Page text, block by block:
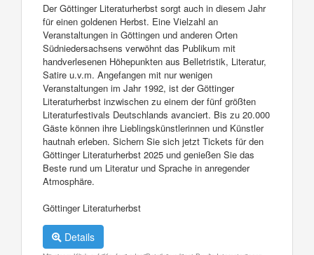
Der Göttinger Literaturherbst sorgt auch in diesem Jahr
für einen goldenen Herbst. Eine Vielzahl an
Veranstaltungen in Göttingen und anderen Orten
Südniedersachsens verwöhnt das Publikum mit
handverlesenen Höhepunkten aus Belletristik, Literatur,
Satire u.v.m. Angefangen mit nur wenigen
Veranstaltungen im Jahr 1992, ist der Göttinger
Literaturherbst inzwischen zu einem der fünf größten
Literaturfestivals Deutschlands avanciert. Bis zu 20.000
Gäste können ihre Lieblingskünstlerinnen und Künstler
hautnah erleben. Sichern Sie sich jetzt Tickets für den
Göttinger Literaturherbst 2025 und genießen Sie das
Beste rund um Literatur und Sprache in anregender
Atmosphäre.
Göttinger Literaturherbst
Details